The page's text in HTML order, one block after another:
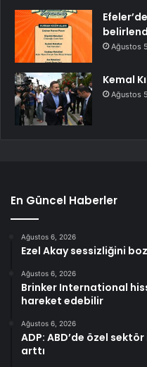
Ağustos
Kemal
Ağustos
En Güncel Haberler
Ağustos 6, 2026
Ezel Akay sessizliğini
Ağustos 6, 2026
Brinker International
hareket edebilir
Ağustos 6, 2026
ADP: ABD’de özel
arttı